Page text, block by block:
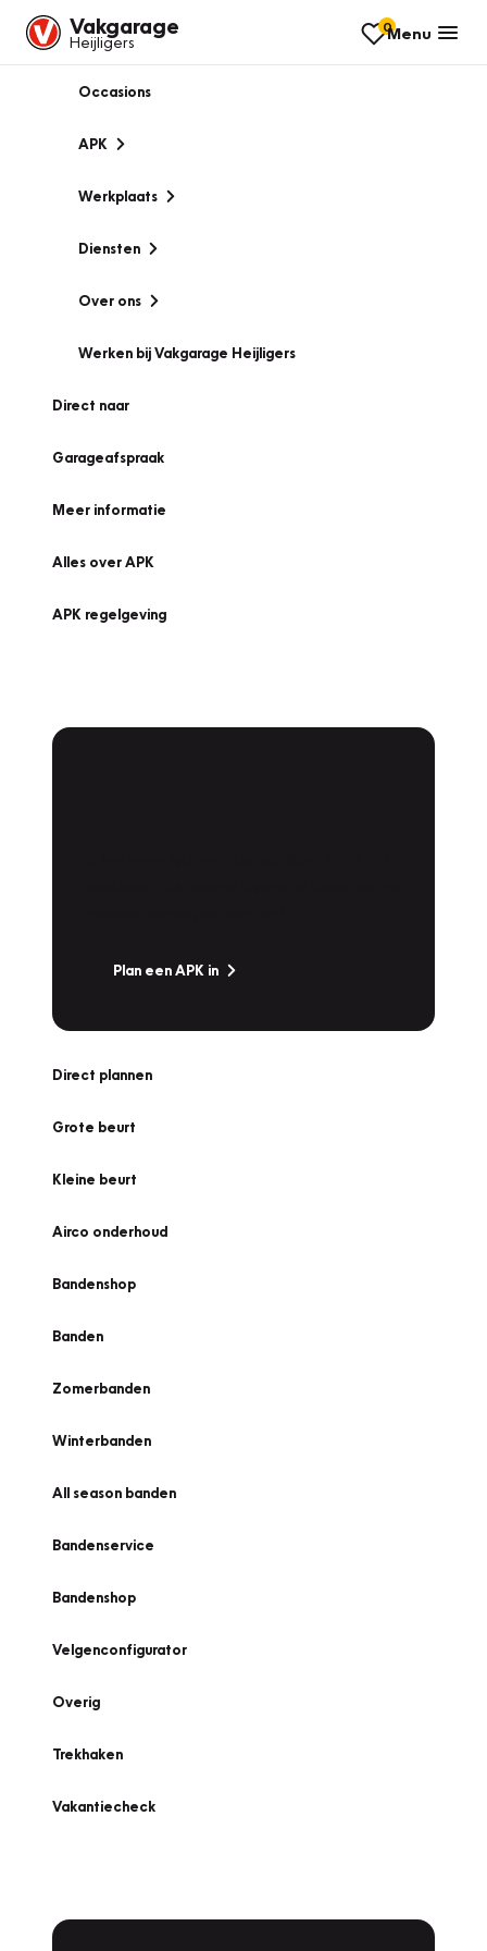
Vakgarage
Heijligers
0Menu
Occasions
APK
Werkplaats
Diensten
Over ons
Werken bij Vakgarage Heijligers
Direct naar
Garageafspraak
Meer informatie
Alles over APK
APK regelgeving
Plan een APK in
Direct plannen
Grote beurt
Kleine beurt
Airco onderhoud
Bandenshop
Banden
Zomerbanden
Winterbanden
All season banden
Bandenservice
Bandenshop
Velgenconfigurator
Overig
Trekhaken
Vakantiecheck